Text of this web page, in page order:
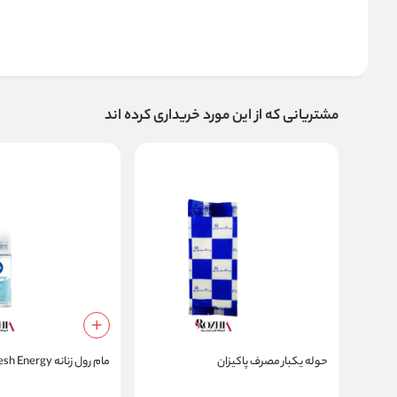
مشتریانی که از این مورد خریداری کرده اند
حوله یکبار مصرف پاکیزان مام رول زنانه Fresh Energy نیوا